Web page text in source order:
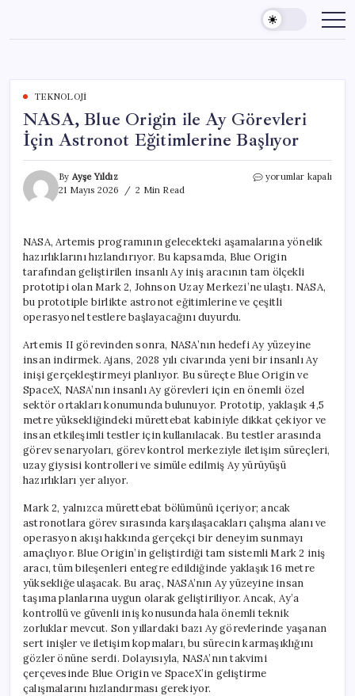
content
TEKNOLOJI
NASA, Blue Origin ile Ay Görevleri
İçin Astronot Eğitimlerine Başlıyor
By Ayşe Yıldız
21 Mayıs 2026
2 Min Read
NASA,
Görevleri
İçin
Astronot
Eğitimlerine
Başlıyor
için
yorumlar kapalı
NASA, Artemis programının gelecekteki aşamalarına yönelik
hazırlıklarını hızlandırıyor. Bu kapsamda, Blue Origin
tarafından geliştirilen insanlı Ay iniş aracının tam ölçekli
prototipi olan Mark 2, Johnson Uzay Merkezi’ne ulaştı. NASA,
bu prototiple birlikte astronot eğitimlerine ve çeşitli
operasyonel testlere başlayacağını duyurdu.
Artemis II görevinden sonra, NASA’nın hedefi Ay yüzeyine
insan indirmek. Ajans, 2028 yılı civarında yeni bir insanlı Ay
inişi gerçekleştirmeyi planlıyor. Bu süreçte Blue Origin ve
SpaceX, NASA’nın insanlı Ay görevleri için en önemli özel
sektör ortakları konumunda bulunuyor. Prototip, yaklaşık 4,5
metre yüksekliğindeki mürettebat kabiniyle dikkat çekiyor ve
insan etkileşimli testler için kullanılacak. Bu testler arasında
görev senaryoları, görev kontrol merkeziyle iletişim süreçleri,
uzay giysisi kontrolleri ve simüle edilmiş Ay yürüyüşü
hazırlıkları yer alıyor.
Mark 2, yalnızca mürettebat bölümünü içeriyor; ancak
astronotlara görev sırasında karşılaşacakları çalışma alanı ve
operasyon akışı hakkında gerçekçi bir deneyim sunmayı
amaçlıyor. Blue Origin’in geliştirdiği tam sistemli Mark 2 iniş
aracı, tüm bileşenleri entegre edildiğinde yaklaşık 16 metre
yüksekliğe ulaşacak. Bu araç, NASA’nın Ay yüzeyine insan
taşıma planlarına uygun olarak geliştiriliyor. Ancak, Ay’a
kontrollü ve güvenli iniş konusunda hala önemli teknik
zorluklar mevcut. Son yıllardaki bazı Ay görevlerinde yaşanan
sert inişler ve iletişim kopmaları, bu sürecin karmaşıklığını
gözler önüne serdi. Dolayısıyla, NASA’nın takvimi
çerçevesinde Blue Origin ve SpaceX’in geliştirme
çalışmalarını hızlandırması gerekiyor.